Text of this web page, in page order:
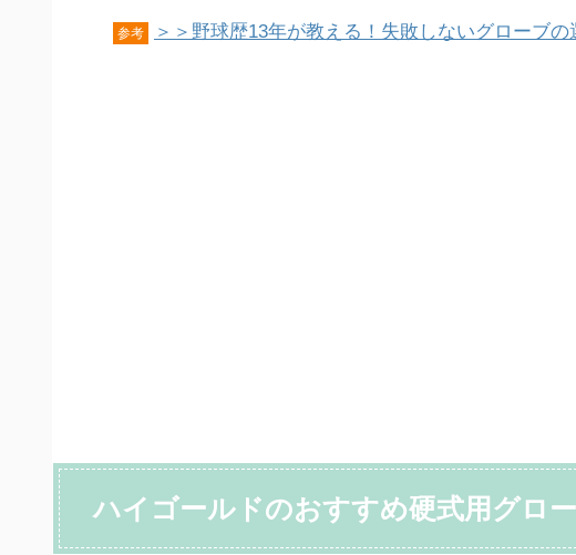
参考 ＞＞野球歴13年が教える！失敗しないグローブ
ハイゴールドのおすすめ硬式用グロ